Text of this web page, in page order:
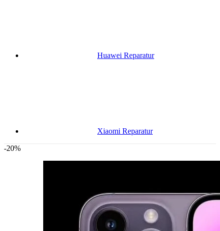
Huawei Reparatur
Xiaomi Reparatur
-20%